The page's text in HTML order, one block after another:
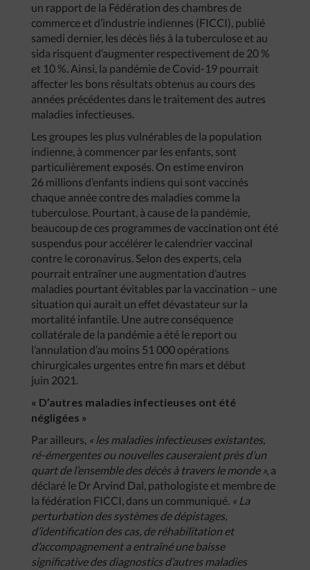
un rapport de la Fédération des chambres de
commerce et d’industrie indiennes (FICCI), publié
samedi dernier, les décès liés à la tuberculose et au
sida risquent d’augmenter respectivement de 20 %
et 10 %. Ainsi, la pandémie de Covid-19 pourrait
affecter les bons résultats obtenus au cours des
années précédentes dans le traitement des autres
maladies infectieuses.
Les groupes les plus vulnérables de la population
indienne, à commencer par les enfants, sont
particulièrement exposés. On estime environ
26 millions d’enfants indiens qui sont vaccinés
chaque année contre des maladies comme la
tuberculose. Pourtant, à cause de la pandémie,
beaucoup de ces programmes de vaccination ont été
suspendus pour accélérer le calendrier vaccinal
contre le coronavirus. Selon des experts, cela
pourrait entraîner une augmentation d’autres
maladies pourtant évitables par la vaccination – une
situation qui aurait un effet dévastateur sur la
mortalité infantile. Une autre conséquence
collatérale de la pandémie a été le report ou
l’annulation d’au moins 51 000 opérations
chirurgicales urgentes entre fin mars et début
juin 2021.
« D’autres maladies infectieuses ont été
négligées »
Par ailleurs, « les maladies infectieuses existantes,
ré-émergentes ou nouvelles causeraient près d’un
quart de l’ensemble des décès à travers le monde », a
déclaré le Dr Arvind Dal, pathologiste et membre de
la fédération FICCI, dans un communiqué. « La
perturbation des systèmes de dépistages,
d’identification des cas, de réhabilitation et
d’accompagnement a entraîné une baisse
significative des diagnostics d’autres maladies